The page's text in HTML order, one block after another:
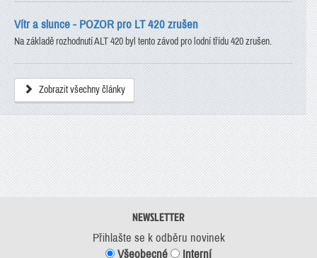
Vítr a slunce - POZOR pro LT 420 zrušen
Na základě rozhodnutí ALT 420 byl tento závod pro lodní třídu 420 zrušen.
Zobrazit všechny články
NEWSLETTER
Přihlašte se k odběru novinek
Všeobecné
Interní